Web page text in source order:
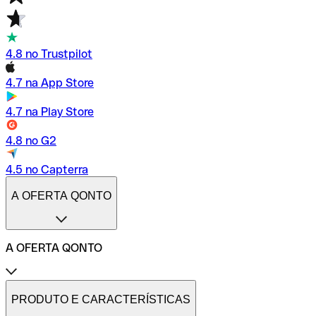
4.8 no Trustpilot
4.7 na App Store
4.7 na Play Store
4.8 no G2
4.5 no Capterra
A OFERTA QONTO
A OFERTA QONTO
Tarifas
Conta profissional online
PRODUTO E CARACTERÍSTICAS